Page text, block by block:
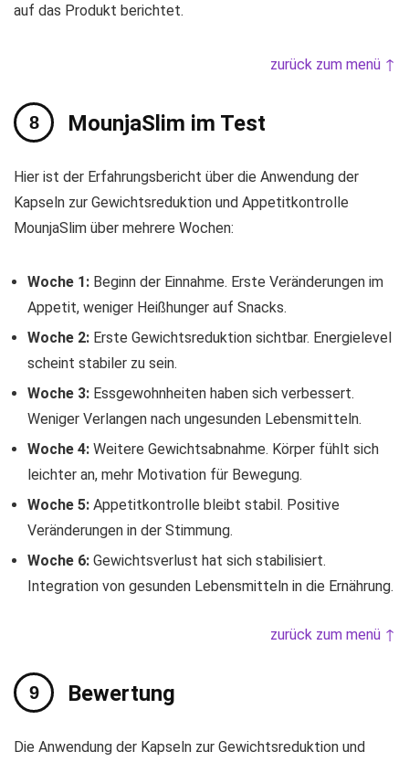
auf das Produkt berichtet.
zurück zum menü ↑
MounjaSlim im Test
Hier ist der Erfahrungsbericht über die Anwendung der
Kapseln zur Gewichtsreduktion und Appetitkontrolle
MounjaSlim über mehrere Wochen:
Woche 1: Beginn der Einnahme. Erste Veränderungen im
Appetit, weniger Heißhunger auf Snacks.
Woche 2: Erste Gewichtsreduktion sichtbar. Energielevel
scheint stabiler zu sein.
Woche 3: Essgewohnheiten haben sich verbessert.
Weniger Verlangen nach ungesunden Lebensmitteln.
Woche 4: Weitere Gewichtsabnahme. Körper fühlt sich
leichter an, mehr Motivation für Bewegung.
Woche 5: Appetitkontrolle bleibt stabil. Positive
Veränderungen in der Stimmung.
Woche 6: Gewichtsverlust hat sich stabilisiert.
Integration von gesunden Lebensmitteln in die Ernährung.
zurück zum menü ↑
Bewertung
Die Anwendung der Kapseln zur Gewichtsreduktion und